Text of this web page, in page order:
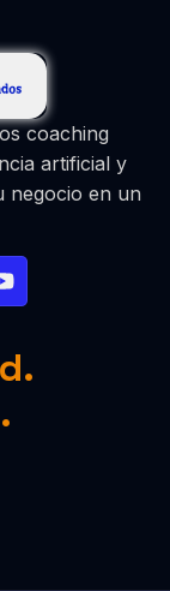
coaching
artificial y
negocio en un